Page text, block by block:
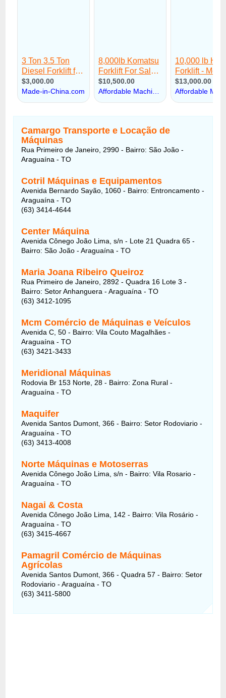
Camargo Transporte e Locação de
Máquinas
Rua Primeiro de Janeiro, 2990 - Bairro: São João -
Araguaína - TO
Cotril Máquinas e Equipamentos
Avenida Bernardo Sayão, 1060 - Bairro: Entroncamento -
Araguaína - TO
(63) 3414-4644
Center Máquina
Avenida Cônego João Lima, s/n - Lote 21 Quadra 65 -
Bairro: São João - Araguaína - TO
Maria Joana Ribeiro Queiroz
Rua Primeiro de Janeiro, 2892 - Quadra 16 Lote 3 -
Bairro: Setor Anhanguera - Araguaína - TO
(63) 3412-1095
Mcm Comércio de Máquinas e Veículos
Avenida C, 50 - Bairro: Vila Couto Magalhães -
Araguaína - TO
(63) 3421-3433
Meridional Máquinas
Rodovia Br 153 Norte, 28 - Bairro: Zona Rural -
Araguaína - TO
Maquifer
Avenida Santos Dumont, 366 - Bairro: Setor Rodoviario -
Araguaína - TO
(63) 3413-4008
Norte Máquinas e Motoserras
Avenida Cônego João Lima, s/n - Bairro: Vila Rosario -
Araguaína - TO
Nagai & Costa
Avenida Cônego João Lima, 142 - Bairro: Vila Rosário -
Araguaína - TO
(63) 3415-4667
Pamagril Comércio de Máquinas
Agrícolas
Avenida Santos Dumont, 366 - Quadra 57 - Bairro: Setor
Rodoviario - Araguaína - TO
(63) 3411-5800